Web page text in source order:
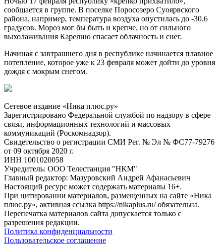
сообщается в группе. В поселке Поросозеро Суоярвского
района, например, температура воздуха опустилась до -30.6
градусов. Мороз мог бы быть и крепче, но от сильного
выхолаживания Карелию спасает облачность и снег.
Начиная с завтрашнего дня в республике начинается плавное
потепление, которое уже к 23 февраля может дойти до уровня
дождя с мокрым снегом.
Сетевое издание «Ника плюс.ру»
Зарегистрировано Федеральной службой по надзору в сфере
связи, информационных технологий и массовых
коммуникаций (Роскомнадзор).
Свидетельство о регистрации СМИ Рег. № Эл № ФС77-79276
от 09 октября 2020 г.
ИНН 1001020058
Учредитель: ООО Телестанция "НКМ"
Главный редактор: Мазуровский Андрей Афанасьевич
Настоящий ресурс может содержать материалы 16+.
При цитировании материалов, размещенных на сайте «Ника
плюс.ру», активная ссылка https://nikaplus.ru/ обязательна.
Перепечатка материалов сайта допускается только с
разрешения редакции.
Политика конфиденциальности
Пользовательское соглашение